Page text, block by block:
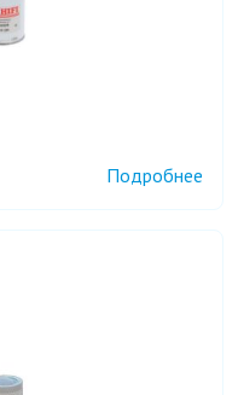
Подробнее